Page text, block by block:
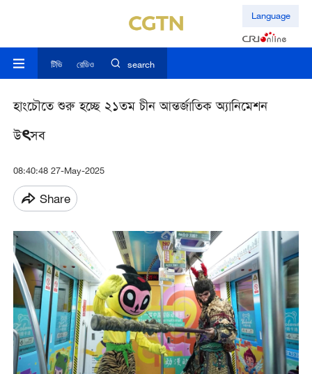
Language
টিভি রেডিও search
হাংচৌতে শুরু হচ্ছে ২১তম চীন আন্তর্জাতিক অ্যানিমেশন
উৎসব
08:40:48 27-May-2025
Share